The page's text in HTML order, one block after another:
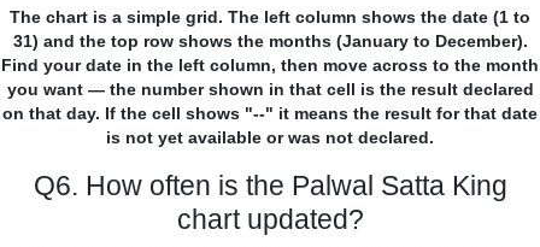
The chart is a simple grid. The left column shows the date (1 to
31) and the top row shows the months (January to December).
Find your date in the left column, then move across to the month
you want — the number shown in that cell is the result declared
on that day. If the cell shows "--" it means the result for that date
is not yet available or was not declared.
Q6. How often is the Palwal Satta King
chart updated?